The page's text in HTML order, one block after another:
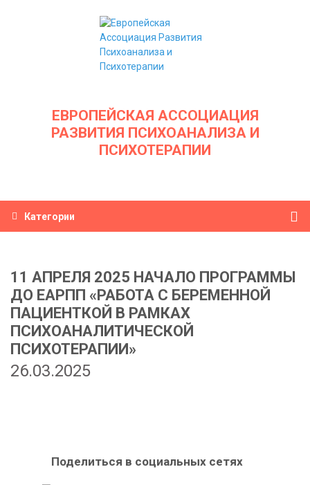
ЕВРОПЕЙСКАЯ АССОЦИАЦИЯ
РАЗВИТИЯ ПСИХОАНАЛИЗА И
ПСИХОТЕРАПИИ
Категории
11 АПРЕЛЯ 2025 НАЧАЛО ПРОГРАММЫ
ДО ЕАРПП «РАБОТА С БЕРЕМЕННОЙ
ПАЦИЕНТКОЙ В РАМКАХ
ПСИХОАНАЛИТИЧЕСКОЙ
ПСИХОТЕРАПИИ»
26.03.2025
Поделиться в социальных сетях